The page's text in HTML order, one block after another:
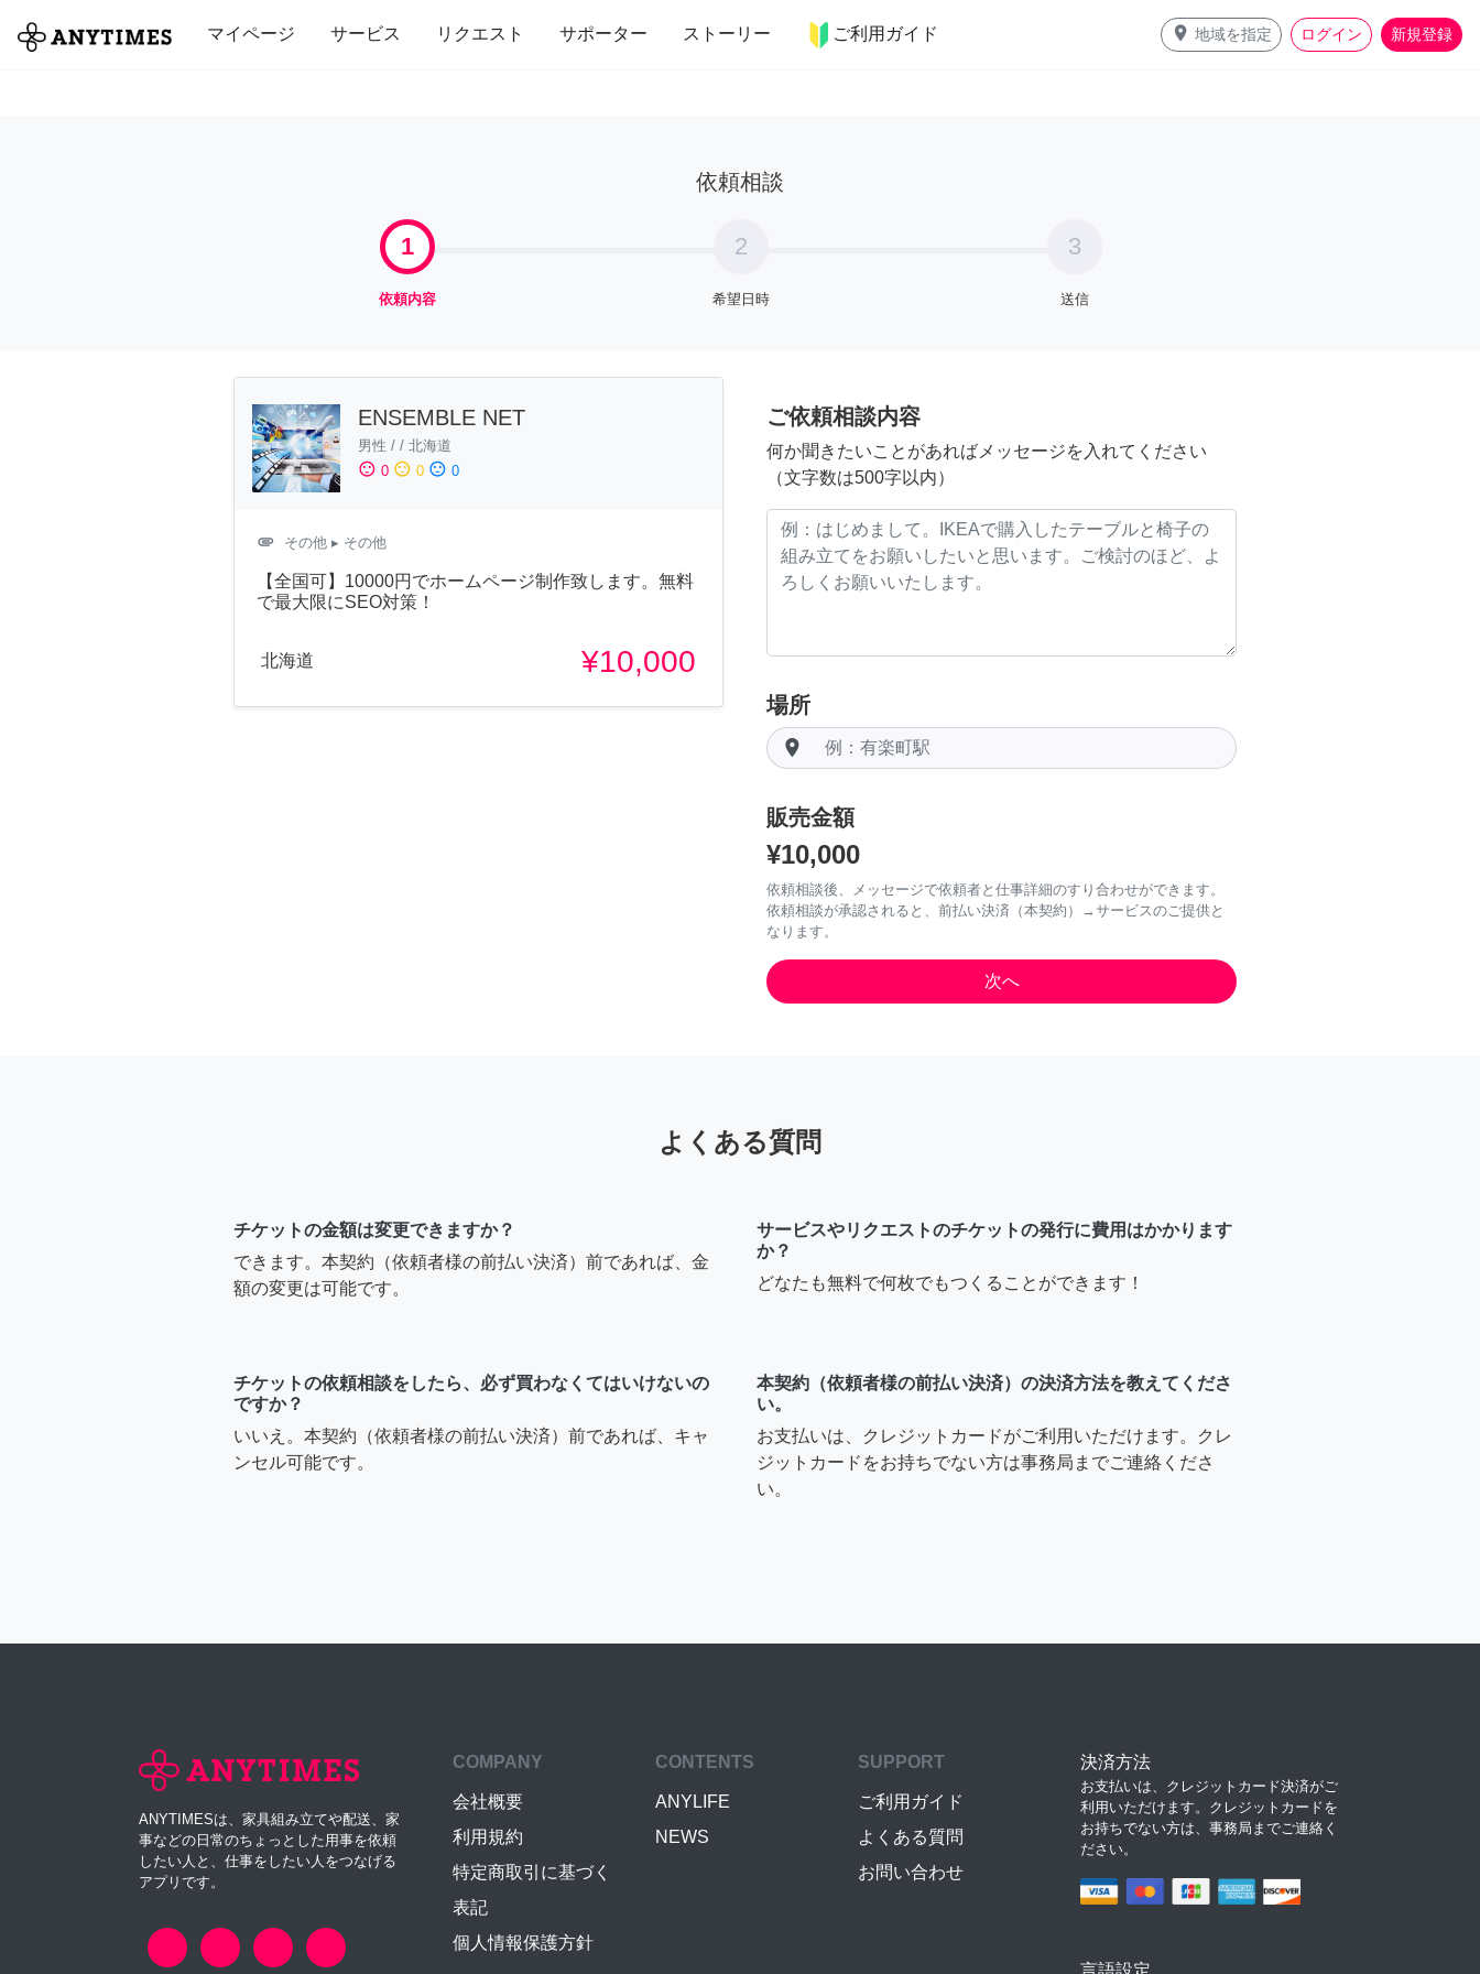
マイページ サービス リクエスト サポーター ストーリー ご利用ガイド place 地域を指定 ログイン 新規登録
全て 修理・組立 家事 引っ越し インテリア 趣味・習い事 ペット 料理
依頼相談
1
依頼内容
2
希望日時
3
送信
ENSEMBLE NET
男性 / / 北海道
sentiment_satisfied 0 sentiment_neutral 0 sentiment_dissatisfied 0
attachment その他 ▸ その他
【全国可】10000円でホームページ制作致します。無料
で最大限にSEO対策！
北海道 ¥10,000
ご依頼相談内容
何か聞きたいことがあればメッセージを入れてください
（文字数は500字以内）
場所
room
販売金額
¥10,000
依頼相談後、メッセージで依頼者と仕事詳細のすり合わせができます。
依頼相談が承認されると、前払い決済（本契約）→サービスのご提供と
なります。
よくある質問
チケットの金額は変更できますか？
できます。本契約（依頼者様の前払い決済）前であれば、金
額の変更は可能です。
サービスやリクエストのチケットの発行に費用はかかります
か？
どなたも無料で何枚でもつくることができます！
チケットの依頼相談をしたら、必ず買わなくてはいけないの
ですか？
いいえ。本契約（依頼者様の前払い決済）前であれば、キャ
ンセル可能です。
本契約（依頼者様の前払い決済）の決済方法を教えてくださ
い。
お支払いは、クレジットカードがご利用いただけます。クレ
ジットカードをお持ちでない方は事務局までご連絡くださ
い。
ANYTIMESは、家具組み立てや配送、家
事などの日常のちょっとした用事を依頼
したい人と、仕事をしたい人をつなげる
アプリです。
COMPANY
会社概要
利用規約
特定商取引に基づく
表記
個人情報保護方針
CONTENTS
ANYLIFE
NEWS
SUPPORT
ご利用ガイド
よくある質問
お問い合わせ
決済方法
お支払いは、クレジットカード決済がご
利用いただけます。クレジットカードを
お持ちでない方は、事務局までご連絡く
ださい。
言語設定